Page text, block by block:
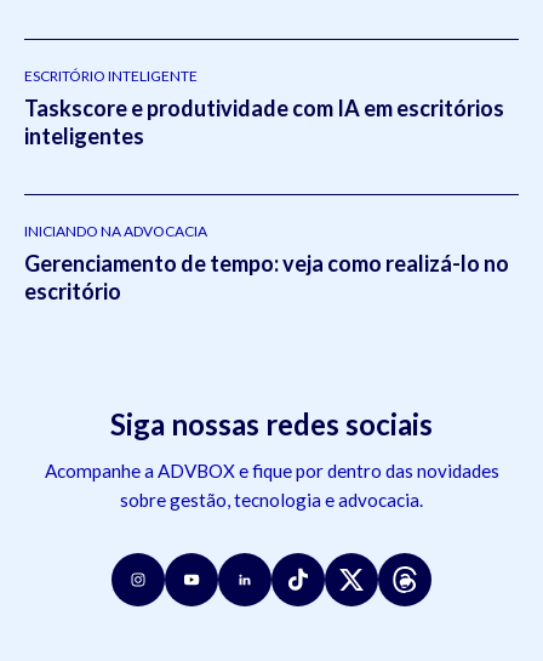
ESCRITÓRIO INTELIGENTE
Taskscore e produtividade com IA em escritórios
inteligentes
INICIANDO NA ADVOCACIA
Gerenciamento de tempo: veja como realizá-lo no
escritório
Siga nossas redes sociais
Acompanhe a ADVBOX e fique por dentro das novidades
sobre gestão, tecnologia e advocacia.